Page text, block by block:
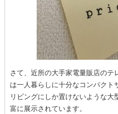
さて、近所の大手家電量販店のテ
は一人暮らしに十分なコンパクト
リビングにしか置けないような大
富に展示されています。